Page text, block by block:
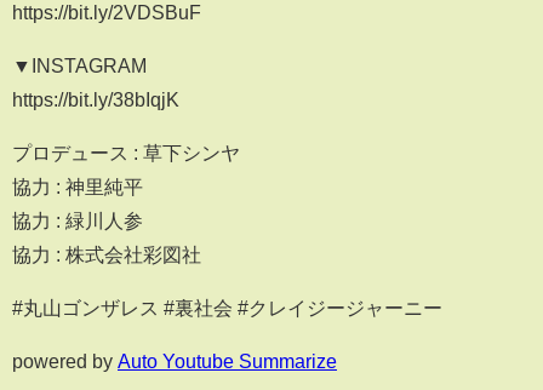
https://bit.ly/2VDSBuF
▼INSTAGRAM
https://bit.ly/38bIqjK
プロデュース : 草下シンヤ
協力 : 神里純平
協力 : 緑川人参
協力 : 株式会社彩図社
#丸山ゴンザレス #裏社会 #クレイジージャーニー
powered by Auto Youtube Summarize